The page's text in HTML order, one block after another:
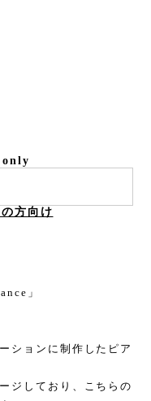
方向け
」
ションに制作したピア
ジしており、こちらの